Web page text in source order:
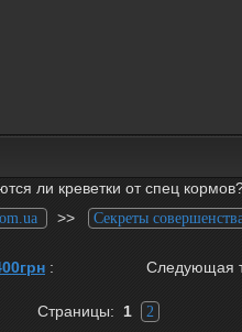
ли креветки от спец
>>
Секреты
:
Следующая
Страницы: 1 2